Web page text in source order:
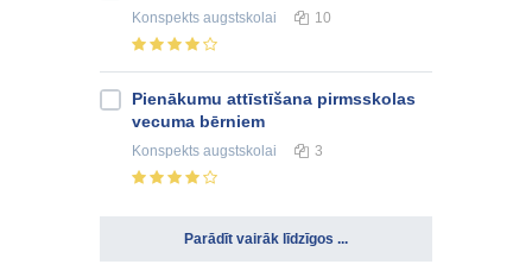
Konspekts augstskolai 10
Pienākumu attīstīšana pirmsskolas
vecuma bērniem
Konspekts augstskolai 3
Parādīt vairāk līdzīgos ...